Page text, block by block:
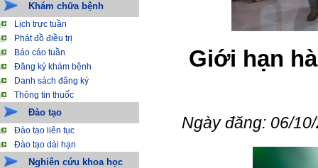
Khám chữa bệnh
Lịch trực tuần
Phát đồ điều trị
Báo cáo tuần
Đăng ký khám bệnh
Danh sách đăng ký
Thông tin thuốc
Đào tạo
Đào tạo liên tục
Đào tạo dài hạn
Nghiên cứu khoa học
Giới hạn
Ngày đăng: 06/